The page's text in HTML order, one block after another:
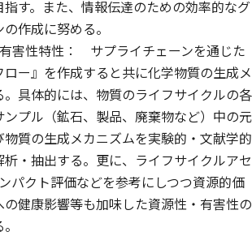
す。また、情報伝達のための効率的なグ
作成に努める。
害性特性： サプライチェーンを通じた
ー』を作成すると共に化学物質の生成メ
具体的には、物質のライフサイクルの各
プル（鉱石、製品、廃棄物など）中の元
質の生成メカニズムを実験的・文献学的
・抽出する。更に、ライフサイクルアセ
パクト評価などを参考にしつつ資源的価
健康影響等も加味した資源性・有害性の